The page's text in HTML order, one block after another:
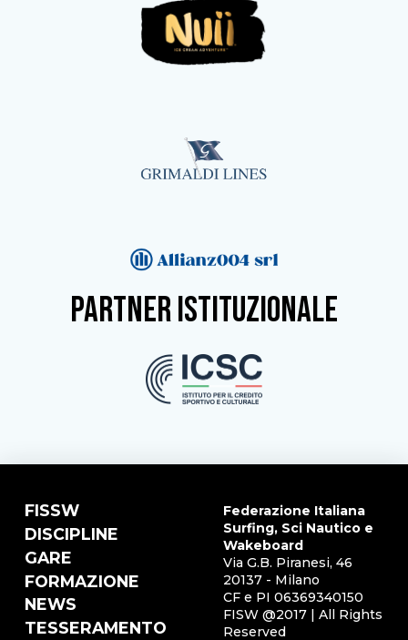
partner istituzionale
FISSW
DISCIPLINE
GARE
FORMAZIONE
NEWS
TESSERAMENTO
Federazione Italiana
Surfing, Sci Nautico e
Wakeboard
Via G.B. Piranesi, 46
20137 - Milano
CF e PI 06369340150
FISW @2017 | All Rights
Reserved